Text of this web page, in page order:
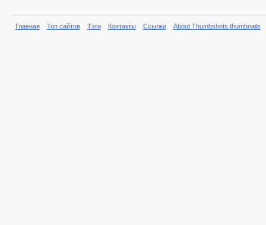
Главная Топ сайтов Тэги Контакты Ссылки About Thumbshots thumbnails